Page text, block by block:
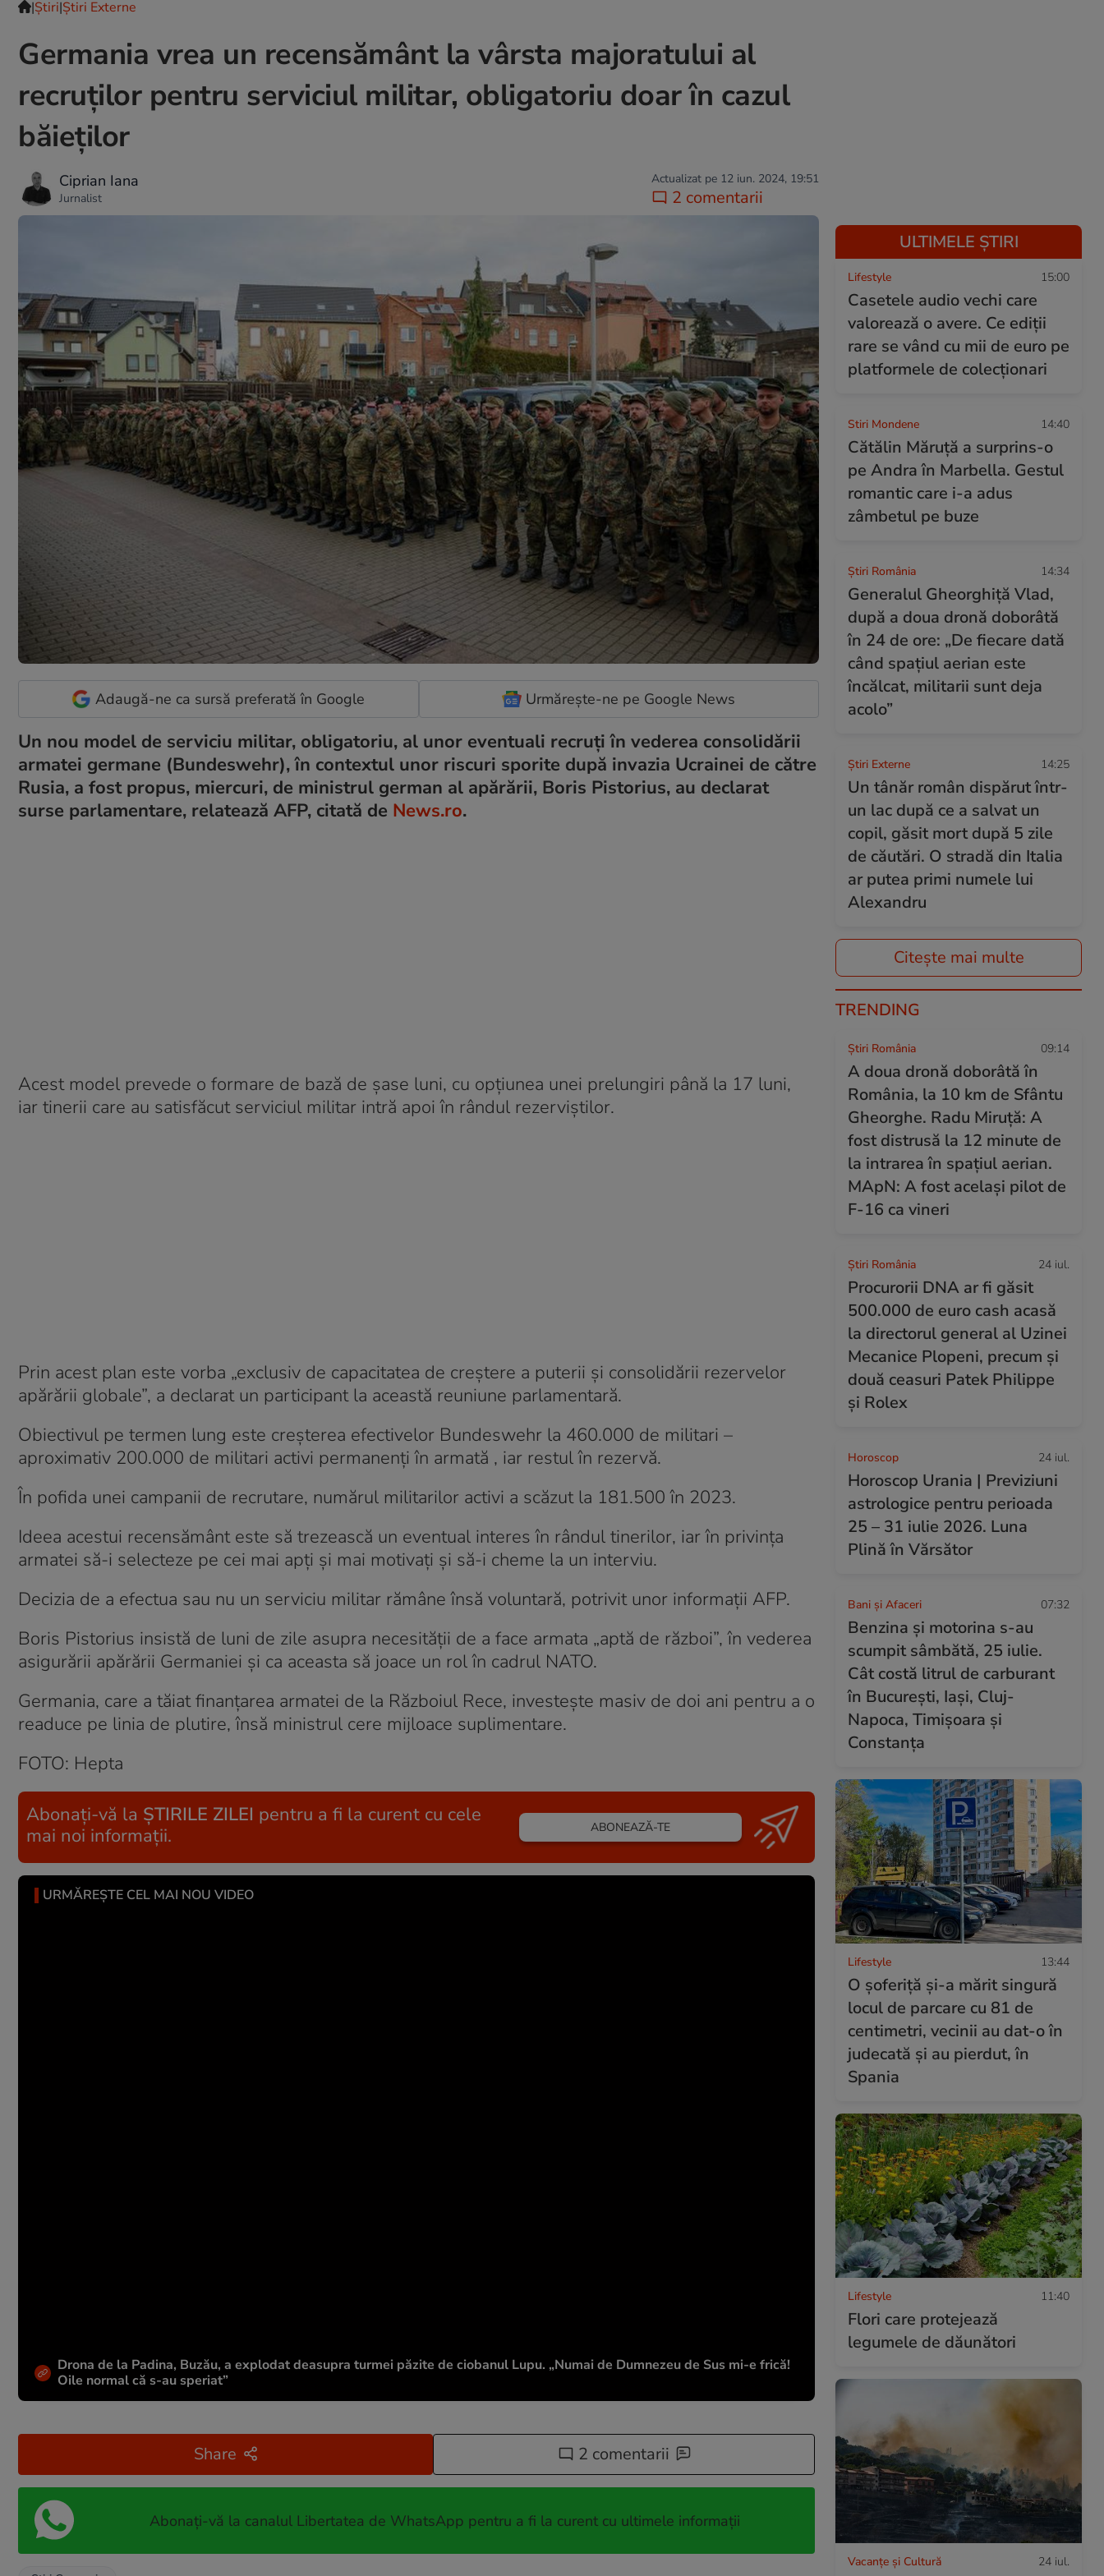
|Ştiri|Știri Externe
Germania vrea un recensământ la vârsta majoratului al
recruţilor pentru serviciul militar, obligatoriu doar în cazul
băieţilor
Ciprian Iana
Jurnalist
Actualizat pe 12 iun. 2024, 19:51
2 comentarii
Adaugă-ne ca sursă preferată în Google Urmărește-ne pe Google News
Un nou model de serviciu militar, obligatoriu, al unor eventuali recruţi în vederea consolidării
armatei germane (Bundeswehr), în contextul unor riscuri sporite după invazia Ucrainei de către
Rusia, a fost propus, miercuri, de ministrul german al apărării, Boris Pistorius, au declarat
surse parlamentare, relatează AFP, citată de News.ro.
Acest model prevede o formare de bază de şase luni, cu opţiunea unei prelungiri până la 17 luni,
iar tinerii care au satisfăcut serviciul militar intră apoi în rândul rezerviştilor.
Prin acest plan este vorba „exclusiv de capacitatea de creştere a puterii şi consolidării rezervelor
apărării globale”, a declarat un participant la această reuniune parlamentară.
Obiectivul pe termen lung este creşterea efectivelor Bundeswehr la 460.000 de militari –
aproximativ 200.000 de militari activi permanenţi în armată , iar restul în rezervă.
În pofida unei campanii de recrutare, numărul militarilor activi a scăzut la 181.500 în 2023.
Ideea acestui recensământ este să trezească un eventual interes în rândul tinerilor, iar în privinţa
armatei să-i selecteze pe cei mai apţi şi mai motivaţi şi să-i cheme la un interviu.
Decizia de a efectua sau nu un serviciu militar rămâne însă voluntară, potrivit unor informaţii AFP.
Boris Pistorius insistă de luni de zile asupra necesităţii de a face armata „aptă de război”, în vederea
asigurării apărării Germaniei şi ca aceasta să joace un rol în cadrul NATO.
Germania, care a tăiat finanţarea armatei de la Războiul Rece, investeşte masiv de doi ani pentru a o
readuce pe linia de plutire, însă ministrul cere mijloace suplimentare.
FOTO: Hepta
Abonați-vă la ȘTIRILE ZILEI pentru a fi la curent cu cele
mai noi informații.
ABONEAZĂ-TE
URMĂREȘTE CEL MAI NOU VIDEO
Drona de la Padina, Buzău, a explodat deasupra turmei păzite de ciobanul Lupu. „Numai de Dumnezeu de Sus mi-e frică!
Oile normal că s-au speriat”
Share 2 comentarii
Abonați-vă la canalul Libertatea de WhatsApp pentru a fi la curent cu ultimele informații
ULTIMELE ȘTIRI
Lifestyle 15:00
Casetele audio vechi care
valorează o avere. Ce ediții
rare se vând cu mii de euro pe
platformele de colecționari
Stiri Mondene 14:40
Cătălin Măruță a surprins-o
pe Andra în Marbella. Gestul
romantic care i-a adus
zâmbetul pe buze
Știri România 14:34
Generalul Gheorghiță Vlad,
după a doua dronă doborâtă
în 24 de ore: „De fiecare dată
când spațiul aerian este
încălcat, militarii sunt deja
acolo”
Știri Externe 14:25
Un tânăr român dispărut într-
un lac după ce a salvat un
copil, găsit mort după 5 zile
de căutări. O stradă din Italia
ar putea primi numele lui
Alexandru
Citește mai multe
TRENDING
Știri România 09:14
A doua dronă doborâtă în
România, la 10 km de Sfântu
Gheorghe. Radu Miruță: A
fost distrusă la 12 minute de
la intrarea în spațiul aerian.
MApN: A fost același pilot de
F-16 ca vineri
Știri România 24 iul.
Procurorii DNA ar fi găsit
500.000 de euro cash acasă
la directorul general al Uzinei
Mecanice Plopeni, precum și
două ceasuri Patek Philippe
și Rolex
Horoscop 24 iul.
Horoscop Urania | Previziuni
astrologice pentru perioada
25 – 31 iulie 2026. Luna
Plină în Vărsător
Bani și Afaceri 07:32
Benzina și motorina s-au
scumpit sâmbătă, 25 iulie.
Cât costă litrul de carburant
în București, Iași, Cluj-
Napoca, Timișoara și
Constanța
Lifestyle 13:44
O șoferiță și-a mărit singură
locul de parcare cu 81 de
centimetri, vecinii au dat-o în
judecată și au pierdut, în
Spania
Lifestyle 11:40
Flori care protejează
legumele de dăunători
Vacanțe și Cultură 24 iul.